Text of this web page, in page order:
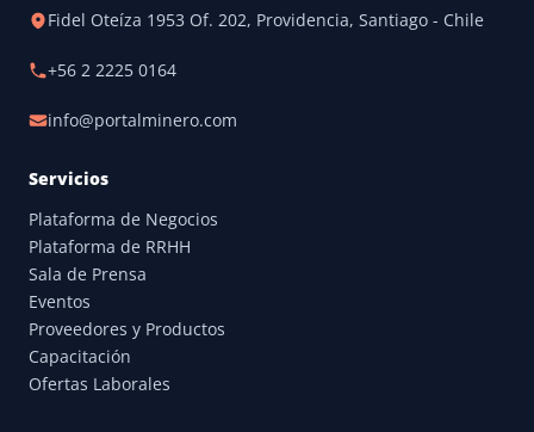
Fidel Oteíza 1953 Of. 202, Providencia, Santiago - Chile
+56 2 2225 0164
info@portalminero.com
Servicios
Plataforma de Negocios
Plataforma de RRHH
Sala de Prensa
Eventos
Proveedores y Productos
Capacitación
Ofertas Laborales